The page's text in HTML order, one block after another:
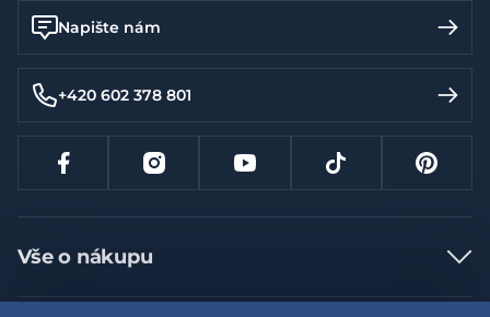
Napište nám
+420 602 378 801
Vše o nákupu
Jak nakupovat